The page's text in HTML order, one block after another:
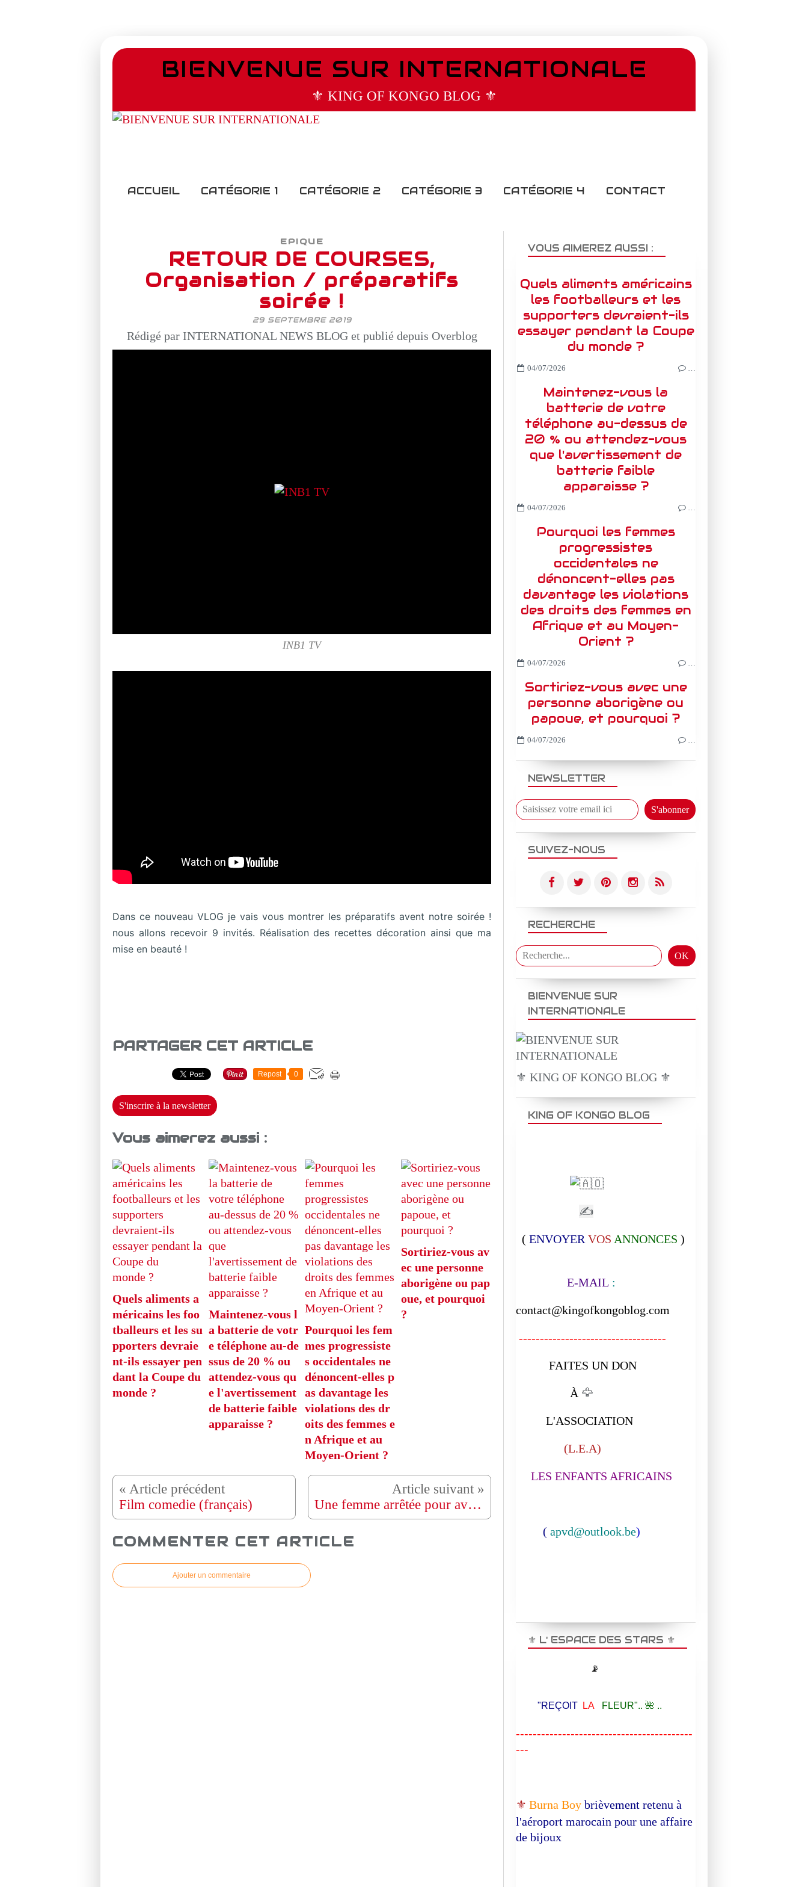
BIENVENUE SUR INTERNATIONALE
⚜️ KING OF KONGO BLOG ⚜️
ACCUEIL CATÉGORIE 1 CATÉGORIE 2 CATÉGORIE 3 CATÉGORIE 4 CONTACT
EPIQUE
RETOUR DE COURSES,
Organisation / préparatifs
soirée !
29 SEPTEMBRE 2019
Rédigé par INTERNATIONAL NEWS BLOG et publié depuis Overblog
INB1 TV
Dans ce nouveau VLOG je vais vous montrer les préparatifs avent notre soirée !
nous allons recevoir 9 invités. Réalisation des recettes décoration ainsi que ma
mise en beauté !
PARTAGER CET ARTICLE
Repost 0
S'inscrire à la newsletter
Vous aimerez aussi :
Quels aliments a
méricains les foo
tballeurs et les su
pporters devraie
nt-ils essayer pen
dant la Coupe du
monde ?
Maintenez-vous l
a batterie de votr
e téléphone au-de
ssus de 20 % ou
attendez-vous qu
e l'avertissement
de batterie faible
apparaisse ?
Pourquoi les fem
mes progressiste
s occidentales ne
dénoncent-elles p
as davantage les
violations des dr
oits des femmes e
n Afrique et au
Moyen-Orient ?
Sortiriez-vous av
ec une personne
aborigène ou pap
oue, et pourquoi
?
Film comedie (français) Une femme arrêtée pour avoir soi-disant pulvérisé du poivre
COMMENTER CET ARTICLE
Ajouter un commentaire
NEWSLETTER
SUIVEZ-NOUS
RECHERCHE
BIENVENUE SUR
INTERNATIONALE
⚜️ KING OF KONGO BLOG ⚜️
VOUS AIMEREZ AUSSI :
Quels aliments américains
les footballeurs et les
supporters devraient-ils
essayer pendant la Coupe
du monde ?
04/07/2026 …
Maintenez-vous la
batterie de votre
téléphone au-dessus de
20 % ou attendez-vous
que l'avertissement de
batterie faible
apparaisse ?
04/07/2026 …
Pourquoi les femmes
progressistes
occidentales ne
dénoncent-elles pas
davantage les violations
des droits des femmes en
Afrique et au Moyen-
Orient ?
04/07/2026 …
Sortiriez-vous avec une
personne aborigène ou
papoue, et pourquoi ?
04/07/2026 …
KING OF KONGO BLOG
✍
( ENVOYER VOS ANNONCES )
E-MAIL :
contact@kingofkongoblog.com
-----------------------------------
FAITES UN DON
À 🦅
L'ASSOCIATION
(L.E.A)
LES ENFANTS AFRICAINS
( apvd@outlook.be)
⚜️ L' ESPACE DES STARS ⚜️
📡
"REÇOIT LA FLEUR".. 🌺 ..
------------------------------------------
---
⚜️ Burna Boy brièvement retenu à
l'aéroport marocain pour une affaire
de bijoux